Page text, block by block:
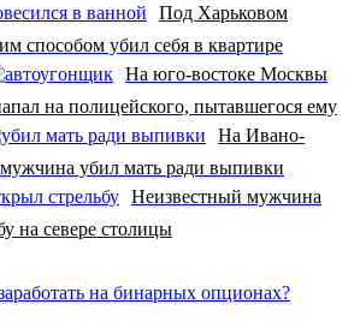
Под Харьковом
способом убил себя в квартире
На юго-востоке Москвы
на полицейского, пытавшегося ему
На Ивано-
убил мать ради выпивки
Неизвестный мужчина
на севере столицы